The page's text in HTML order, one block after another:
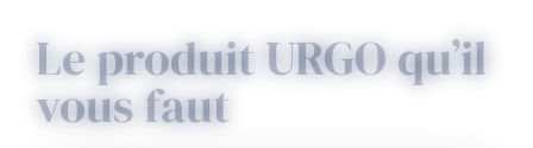
Le produit URGO qu’il
vous faut